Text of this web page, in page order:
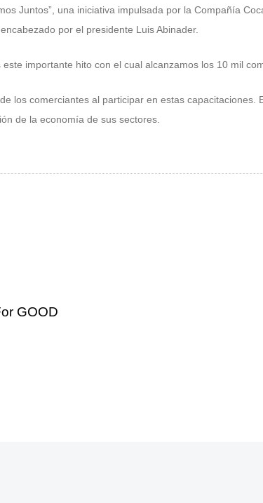
Juntos”, una iniciativa impulsada por la Compañía
por el presidente Luis Abinader.
importante hito con el cual alcanzamos los 10 mil
los comerciantes al participar en estas
de la economía de sus sectores.
GOOD